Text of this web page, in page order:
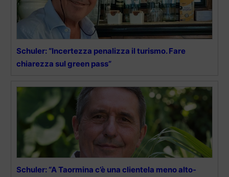
Schuler: “Incertezza penalizza il turismo. Fare
chiarezza sul green pass”
Schuler: “A Taormina c’è una clientela meno alto-